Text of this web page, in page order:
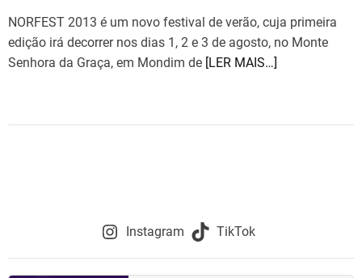
NORFEST 2013 é um novo festival de verão, cuja primeira
edição irá decorrer nos dias 1, 2 e 3 de agosto, no Monte
Senhora da Graça, em Mondim de [LER MAIS…]
Instagram TikTok